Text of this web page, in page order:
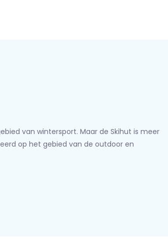
van wintersport. Maar de Skihut is meer
op het gebied van de outdoor en